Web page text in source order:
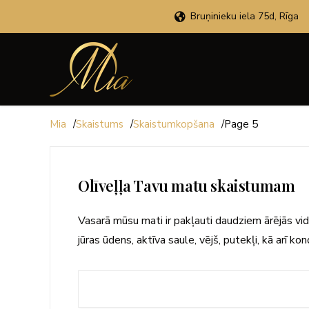
Bruņinieku iela 75d, Rīga
Mia /Skaistums /Skaistumkopšana /Page 5
Olīveļļa Tavu matu skaistumam
Vasarā mūsu mati ir pakļauti daudziem ārējās
jūras ūdens, aktīva saule, vējš, putekļi, kā arī